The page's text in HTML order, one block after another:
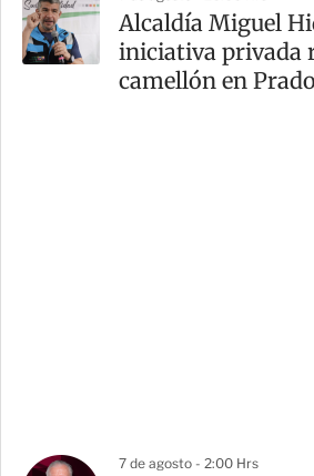
Alcaldía Miguel
iniciativa privada
camellón en
7 de agosto - 2:00 Hrs